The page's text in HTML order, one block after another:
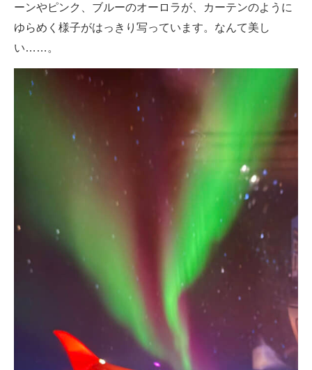
ーンやピンク、ブルーのオーロラが、カーテンのように
ゆらめく様子がはっきり写っています。なんて美し
い……。